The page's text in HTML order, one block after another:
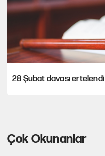
28 Şubat davası ertelendi
Çok Okunanlar